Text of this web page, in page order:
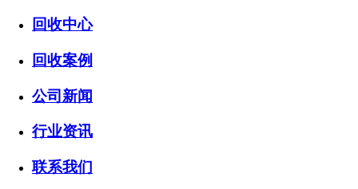
回收中心
回收案例
公司新闻
行业资讯
联系我们